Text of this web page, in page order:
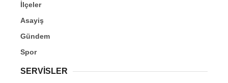
İlçeler
Asayiş
Gündem
Spor
SERVİSLER